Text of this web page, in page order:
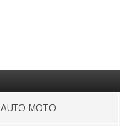
AUTO-MOTO